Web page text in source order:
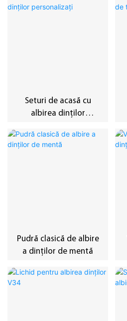
Seturi de acasă cu
albirea dinților
Pudră clasică de albire
a dinților de mentă